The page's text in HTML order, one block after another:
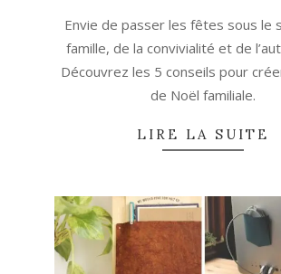
12Envie de passer les fêtes sous le
famille, de la convivialité et de
Découvrez les 5 conseils pour
de Noël familiale.
LIRE LA SUITE